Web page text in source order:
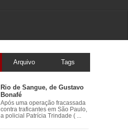
Arquivo Tags
Rio de Sangue, de Gustavo
Bonafé
Após uma operação fracassada
contra traficantes em São Paulo,
a policial Patrícia Trindade ( ...